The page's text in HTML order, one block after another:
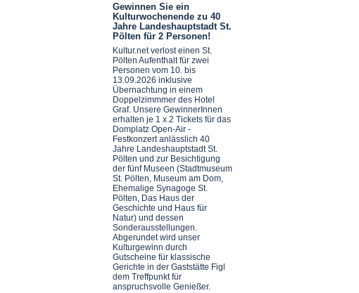
Gewinnen Sie ein
Kulturwochenende zu 40
Jahre Landeshauptstadt St.
Pölten für 2 Personen!
Kultur.net verlost einen St.
Pölten Aufenthalt für zwei
Personen vom 10. bis
13.09.2026 inklusive
Übernachtung in einem
Doppelzimmmer des Hotel
Graf. Unsere GewinnerInnen
erhalten je 1 x 2 Tickets für das
Domplatz Open-Air -
Festkonzert anlässlich 40
Jahre Landeshauptstadt St.
Pölten und zur Besichtigung
der fünf Museen (Stadtmuseum
St. Pölten, Museum am Dom,
Ehemalige Synagoge St.
Pölten, Das Haus der
Geschichte und Haus für
Natur) und dessen
Sonderausstellungen.
Abgerundet wird unser
Kulturgewinn durch
Gutscheine für klassische
Gerichte in der Gaststätte Figl
dem Treffpunkt für
anspruchsvolle Genießer.